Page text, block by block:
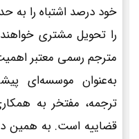
خود درصد اشتباه را به
را تحویل مشتری خواهند
مترجم رسمی معتبر
به‌عنوان موسسه‌ای
ترجمه، مفتخر به
قضاییه است. به همین